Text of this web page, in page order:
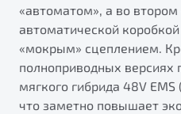
«автоматом», а во
автоматической
«мокрым» сцеплением.
полноприводных версиях
мягкого гибрида 48V
что заметно повышает